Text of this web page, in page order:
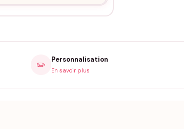
✏️ Personnalisation
En savoir plus